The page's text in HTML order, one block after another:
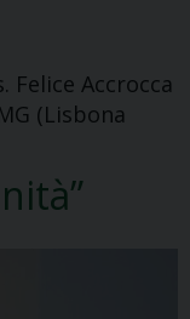
Felice Accrocca
(Lisbona